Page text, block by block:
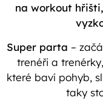
na workout
Super parta –
trenéři a
které baví pohyb,
taky